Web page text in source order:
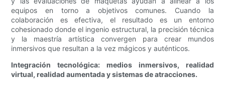
equipos en torno a objetivos comunes. Cuando la
colaboración es efectiva, el resultado es un entorno
cohesionado donde el ingenio estructural, la precisión técnica
y la maestría artística convergen para crear mundos
inmersivos que resultan a la vez mágicos y auténticos.
Integración tecnológica: medios inmersivos, realidad
virtual, realidad aumentada y sistemas de atracciones.